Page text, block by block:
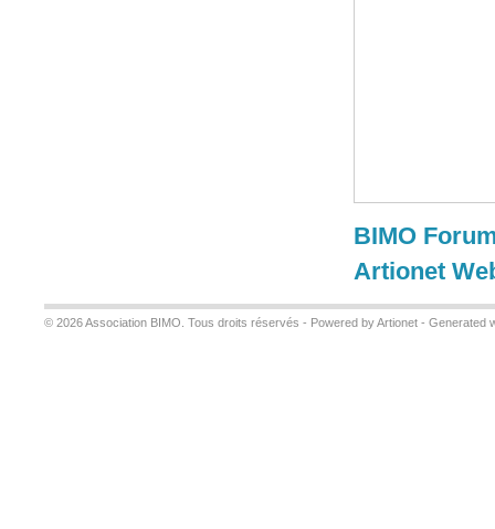
BIMO
Artionet
© 2026 Association BIMO. Tous droits réservés - Powered by Artionet - Generated